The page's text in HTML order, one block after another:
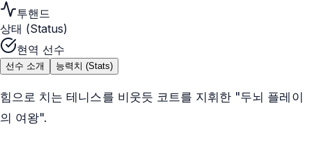
투핸드
상태 (Status)
현역 선수
선수 소개 능력치 (Stats)
힘으로 치는 테니스를 비웃듯 코트를 지휘한 "두뇌 플레이
의 여왕".